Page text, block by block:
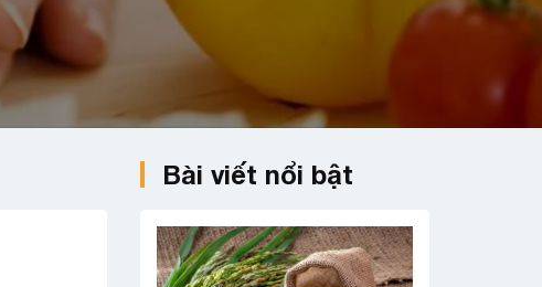
Bài viết nổi bật